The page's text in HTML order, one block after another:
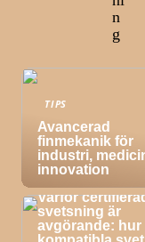
n
g
TIPS
Avancerad
finmekanik för
industri,
innovation
TIPS
Varför
svetsning är
avgörande: hur